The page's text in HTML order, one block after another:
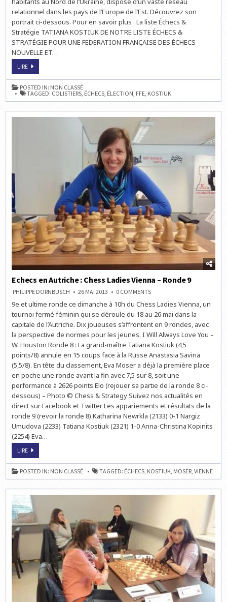
relationnel dans les pays de l’Europe de l’Est. Découvrez son
portrait ci-dessous. Pour en savoir plus : La liste Échecs &
Stratégie TATIANA KOSTIUK DE NOTRE LISTE ÉCHECS &
STRATÉGIE POUR UNE FEDERATION FRANÇAISE DES ÉCHECS
NOUVELLE ET…
LIRETATIANA
SUR
LA
LISTE
DE
PHILIPPE
POSTED IN: NON CLASSÉ
TAGGED: COLISTIERS, ÉCHECS, ÉLECTION, FFE, KOSTIUK
Echecs en Autriche : Chess Ladies Vienna – Ronde 9
PHILIPPE DORNBUSCH 26 MAI 2013 0 COMMENTSON
EN
:
CHESS
LADIES
VIENNA
RONDE
9
9e et ultime ronde ce dimanche à 10h du Chess Ladies Vienna, un
tournoi fermé féminin qui se déroule du 18 au 26 mai dans la
capitale de l’Autriche. Dix joueuses s’affrontent en 9 rondes, avec
la perspective de normes pour les jeunes. I Will Always Love You –
W. Houston Ronde 8 : La grand-maître Tatiana Kostiuk (4,5
points/8) annule en 15 coups face à la Russe Anastasia Savina
(5,5/8). En tête du classement, Eva Moser a déjà la première place
en poche une ronde avant la fin avec 7,5 sur 8, soit une
performance à 2626 points Elo (rejouer sa partie de la ronde 8 ci-
dessous) – Photo © Chess & Strategy Suivez nos actualités en
direct sur Facebook et Twitter Les appariements et résultats de la
ronde 9 (revoir la ronde 8) Katharina Newrkla (2133) 0-1 Nargiz
Umudova (2233) Tatiana Kostiuk (2321) 1-0 Anna-Christina Kopinits
(2254) Eva…
LIREECHECS
AUTRICHE
:
CHESS
LADIES
RONDE
9
POSTED IN: NON CLASSÉ TAGGED: ÉCHECS, KOSTIUK, MOSER,VIENNE